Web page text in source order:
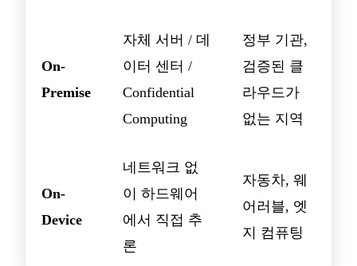
On-
Premise
자체 서버 / 데
이터 센터 /
Confidential
Computing
정부 기관,
검증된 클
라우드가
없는 지역
On-
Device
네트워크 없
이 하드웨어
에서 직접 추
론
자동차, 웨
어러블, 엣
지 컴퓨팅